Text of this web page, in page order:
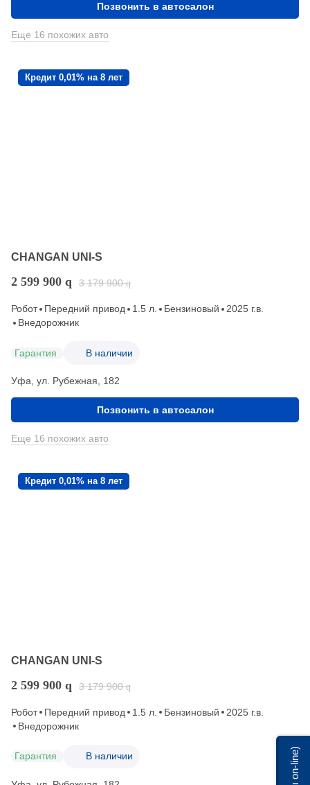
Позвонить в автосалон
Еще 16 похожих авто
Кредит 0,01% на 8 лет
CHANGAN UNI-S
2 599 900 q 3 179 900 q
Робот Передний привод 1.5 л. Бензиновый
2025 г.в.
Внедорожник
Гарантия В наличии
Уфа, ул. Рубежная, 182
Позвонить в автосалон
Еще 16 похожих авто
Кредит 0,01% на 8 лет
CHANGAN UNI-S
2 599 900 q 3 179 900 q
Робот Передний привод 1.5 л. Бензиновый
2025 г.в.
Внедорожник
Гарантия В наличии Мы on-line)